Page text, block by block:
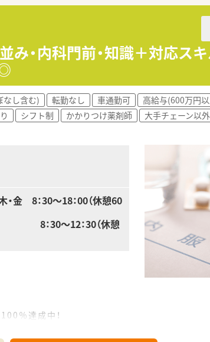
様と長く深く関わっていきたい方にオススメで
自分の時間の両方を大切にしたい方に最適で
く落ち着いて正社員として働きたい方にぴっ
み・内科門前・知識＋対応ス
なし含む) 転勤なし 車通勤可 高給与(600万円
シフト制 かかりつけ薬剤師 大手チェーン以外
・金 8：30～18：00（休憩60
8：30～12：30（休憩
％達成中！